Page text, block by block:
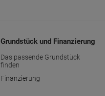
Grundstück und Finanzierung
Das passende Grundstück
finden
Finanzierung